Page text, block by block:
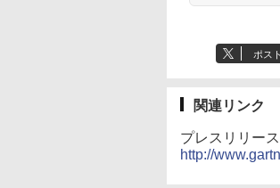
ポスト
関連リンク
プレスリリース
http://